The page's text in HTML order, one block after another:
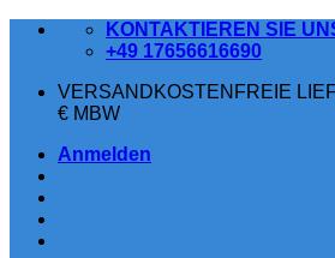
Zum
KONTAKTIEREN SIE
+49 17656616690
VERSANDKOSTENFREIE
€ MBW
Anmelden